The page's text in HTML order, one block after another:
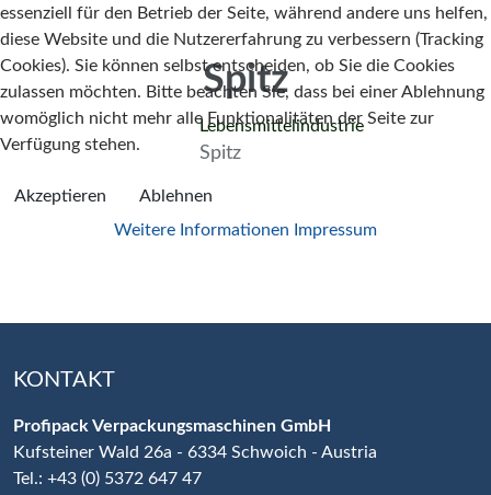
Spitz
Lebensmittelindustrie
Spitz
KONTAKT
Profipack Verpackungsmaschinen GmbH
Kufsteiner Wald 26a - 6334 Schwoich - Austria
Tel.: +43 (0) 5372 647 47
essenziell für den Betrieb der Seite, während andere uns helfen,
diese Website und die Nutzererfahrung zu verbessern (Tracking
Cookies). Sie können selbst entscheiden, ob Sie die Cookies
zulassen möchten. Bitte beachten Sie, dass bei einer Ablehnung
womöglich nicht mehr alle Funktionalitäten der Seite zur
Verfügung stehen.
Akzeptieren
Ablehnen
Weitere Informationen
Impressum